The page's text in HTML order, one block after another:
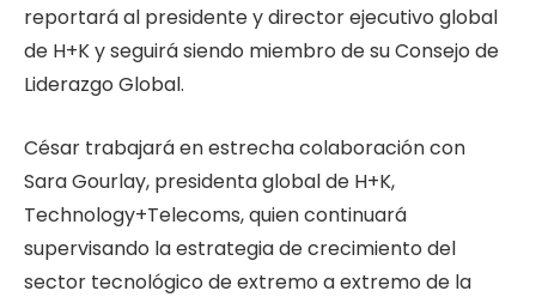
reportará al presidente y director ejecutivo global
de H+K y seguirá siendo miembro de su Consejo de
Liderazgo Global.
César trabajará en estrecha colaboración con
Sara Gourlay, presidenta global de H+K,
Technology+Telecoms, quien continuará
supervisando la estrategia de crecimiento del
sector tecnológico de extremo a extremo de la